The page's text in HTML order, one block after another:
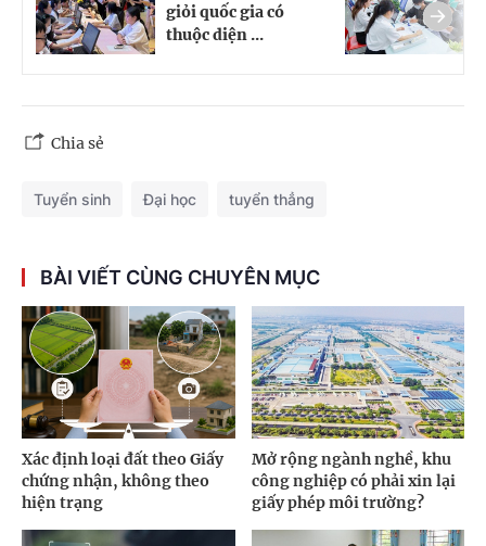
giỏi quốc gia có
thuộc diện ...
Chia sẻ
Tuyển sinh Đại học tuyển thẳng
BÀI VIẾT CÙNG CHUYÊN MỤC
Xác định loại đất theo Giấy
chứng nhận, không theo
hiện trạng
Mở rộng ngành nghề, khu
công nghiệp có phải xin lại
giấy phép môi trường?